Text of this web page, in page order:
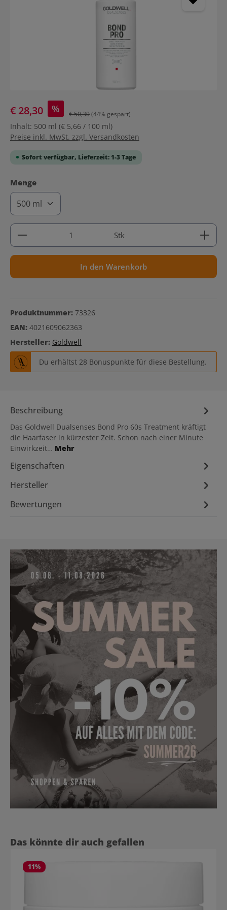
€ 28,30 % € 50,30(44% gespart)
Inhalt: 500 ml (€ 5,66 / 100 ml)
Preise inkl. MwSt. zzgl. Versandkosten
Sofort verfügbar, Lieferzeit: 1-3 Tage
Mengeauswählen
Produkt Anzahl: Gib den gewünschten Wert ein
Stk
In den Warenkorb
Produktnummer: 73326
EAN: 4021609062363
Hersteller: Goldwell
Du erhältst 28 Bonuspunkte für diese Bestellung.
Beschreibung
Das Goldwell Dualsenses Bond Pro 60s Treatment kräftigt
die Haarfaser in kürzester Zeit. Schon nach einer Minute
Einwirkzeit… Mehr
Eigenschaften
Hersteller
Bewertungen
Produktgalerie überspringen
Das könnte dir auch gefallen
11%